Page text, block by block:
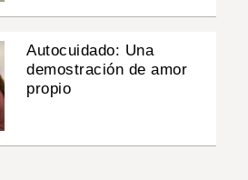
Autocuidado: Una
demostración de amor
propio